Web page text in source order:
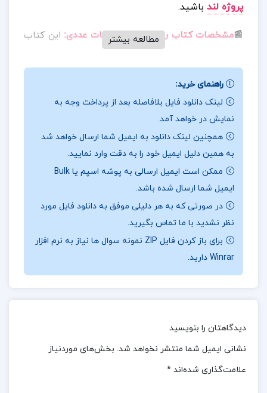
پروژه لند باشید.
📰مشخصات کتاب روش های محاسبات عددی: این کتاب
و علوم کامپیوتر کاربرد دارد و به آن‌ها کمک می‌کند تا
مسائل پیچیده‌ی ریاضی را که حل تحلیلی آن‌ها دشوار یا
غیرممکن است، با استفاده از روش‌های عددی و
الگوریتم‌های تقریبی حل کنند.
بخشی از کتاب روش های محاسبات عددی:
شامل مباحثی مانند خطای عددی، روش‌های حل معادلات
عددی، حل دستگاه‌های معادلات خطی و غیرخطی، و حل
عددی معادلات دیفرانسیل معمولی و جزئی است. نویسنده
در کنار ارائه‌ی روش‌های عددی، کاربرد آن‌ها را در مسائل
واقعی و برنامه‌نویسی کامپیوتری نیز بررسی کرده و از
مطالعه بیشتر
راهنمای خرید:
لینک دانلود فایل بلافاصله بعد از پرداخت وجه به
نمایش در خواهد آمد.
همچنین لینک دانلود به ایمیل شما ارسال خواهد شد
به همین دلیل ایمیل خود را به دقت وارد نمایید.
ممکن است ایمیل ارسالی به پوشه اسپم یا Bulk
ایمیل شما ارسال شده باشد.
در صورتی که به هر دلیلی موفق به دانلود فایل مورد
نظر نشدید با ما تماس بگیرید.
برای باز کردن فایل ZIP نمونه سوال ها نیاز به نرم افزار
Winrar دارید.
دیدگاهتان را بنویسید
نشانی ایمیل شما منتشر نخواهد شد. بخش‌های موردنیاز
علامت‌گذاری شده‌اند *